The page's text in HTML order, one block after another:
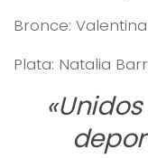
Bronce:
Plata: Natalia